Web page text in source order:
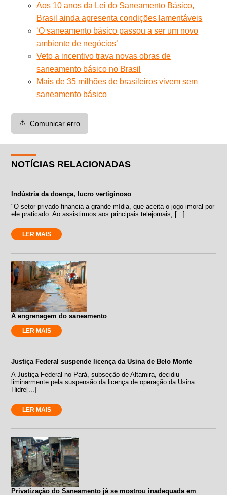
Aos 10 anos da Lei do Saneamento Básico,
Brasil ainda apresenta condições lamentáveis
‘O saneamento básico passou a ser um novo
ambiente de negócios’
Veto a incentivo trava novas obras de
saneamento básico no Brasil
Mais de 35 milhões de brasileiros vivem sem
saneamento básico
⚠️ Comunicar erro
NOTÍCIAS RELACIONADAS
Indústria da doença, lucro vertiginoso
"O setor privado financia a grande mídia, que aceita o jogo imoral por
ele praticado. Ao assistirmos aos principais telejornais, [...]
LER MAIS
A engrenagem do saneamento
LER MAIS
Justiça Federal suspende licença da Usina de Belo Monte
A Justiça Federal no Pará, subseção de Altamira, decidiu
liminarmente pela suspensão da licença de operação da Usina
Hidre[...]
LER MAIS
Privatização do Saneamento já se mostrou inadequada em